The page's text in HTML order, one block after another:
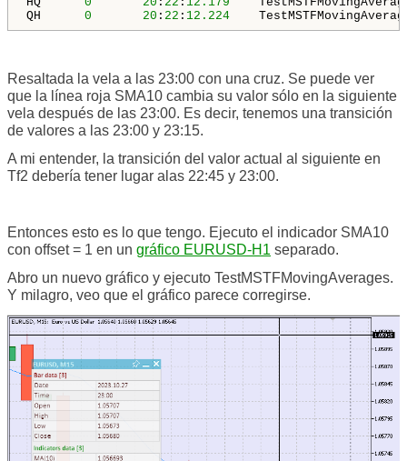
QH 0 20 : 22 : 12.224
Resaltada la vela a las 23:00 con una cruz. Se puede ver
que la línea roja SMA10 cambia su valor sólo en la siguiente
vela después de las 23:00. Es decir, tenemos una transición
de valores a las 23:00 y 23:15.
A mi entender, la transición del valor actual al siguiente en
Tf2 debería tener lugar a las 22:45 y 23:00.
Entonces esto es lo que tengo. Ejecuto el indicador SMA10
con offset = 1 en un gráfico EURUSD-H1 separado.
Abro un nuevo gráfico y ejecuto TestMSTFMovingAverages.
Y milagro, veo que el gráfico parece corregirse.